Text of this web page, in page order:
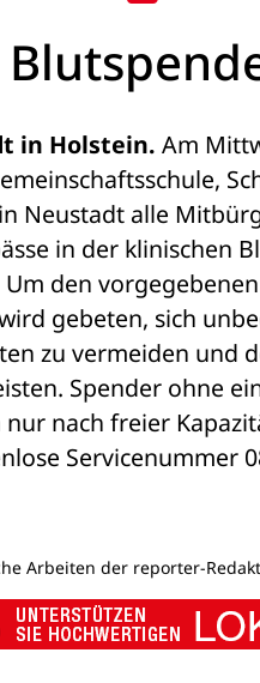
in Holstein. Am
Neustadt alle
in der klinischen
Um den
gebeten, sich
zu vermeiden und
Spender ohne
nach freier
Servicenummer
Arbeiten der reporter-